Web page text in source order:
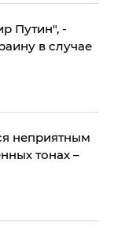
Путин", -
в случае
неприятным
тонах –